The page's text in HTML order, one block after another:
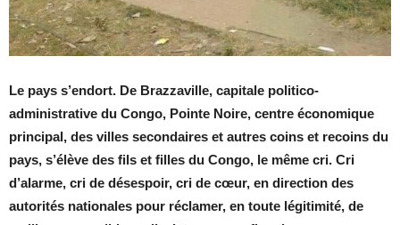
Le pays s’endort. De Brazzaville, capitale politico-
administrative du Congo, Pointe Noire, centre économique
principal, des villes secondaires et autres coins et recoins du
pays, s’élève des fils et filles du Congo, le même cri. Cri
d’alarme, cri de désespoir, cri de cœur, en direction des
autorités nationales pour réclamer, en toute légitimité, de